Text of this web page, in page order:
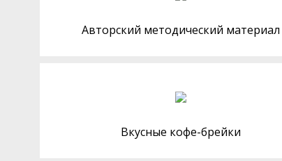
Авторский методический материал
Вкусные кофе-брейки